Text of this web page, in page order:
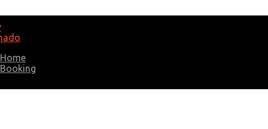
Home
Booking